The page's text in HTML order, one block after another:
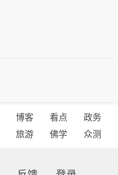
博客 看点
政务
旅游 佛学 众测